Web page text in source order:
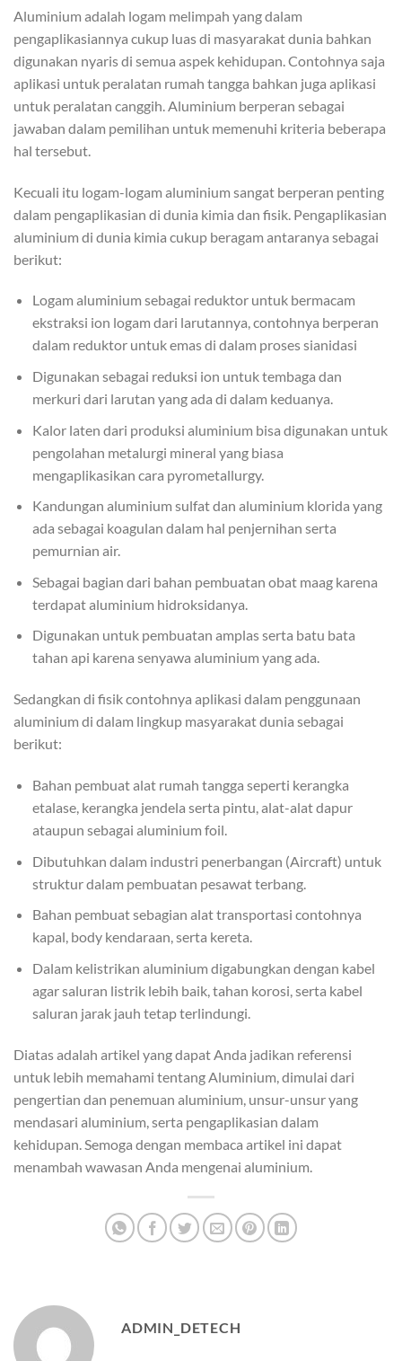
Aluminium adalah logam melimpah yang dalam
pengaplikasiannya cukup luas di masyarakat dunia bahkan
digunakan nyaris di semua aspek kehidupan. Contohnya saja
aplikasi untuk peralatan rumah tangga bahkan juga aplikasi
untuk peralatan canggih. Aluminium berperan sebagai
jawaban dalam pemilihan untuk memenuhi kriteria beberapa
hal tersebut.
Kecuali itu logam-logam aluminium sangat berperan penting
dalam pengaplikasian di dunia kimia dan fisik. Pengaplikasian
aluminium di dunia kimia cukup beragam antaranya sebagai
berikut:
Logam aluminium sebagai reduktor untuk bermacam
ekstraksi ion logam dari larutannya, contohnya berperan
dalam reduktor untuk emas di dalam proses sianidasi
Digunakan sebagai reduksi ion untuk tembaga dan
merkuri dari larutan yang ada di dalam keduanya.
Kalor laten dari produksi aluminium bisa digunakan untuk
pengolahan metalurgi mineral yang biasa
mengaplikasikan cara pyrometallurgy.
Kandungan aluminium sulfat dan aluminium klorida yang
ada sebagai koagulan dalam hal penjernihan serta
pemurnian air.
Sebagai bagian dari bahan pembuatan obat maag karena
terdapat aluminium hidroksidanya.
Digunakan untuk pembuatan amplas serta batu bata
tahan api karena senyawa aluminium yang ada.
Sedangkan di fisik contohnya aplikasi dalam penggunaan
aluminium di dalam lingkup masyarakat dunia sebagai
berikut:
Bahan pembuat alat rumah tangga seperti kerangka
etalase, kerangka jendela serta pintu, alat-alat dapur
ataupun sebagai aluminium foil.
Dibutuhkan dalam industri penerbangan (Aircraft) untuk
struktur dalam pembuatan pesawat terbang.
Bahan pembuat sebagian alat transportasi contohnya
kapal, body kendaraan, serta kereta.
Dalam kelistrikan aluminium digabungkan dengan kabel
agar saluran listrik lebih baik, tahan korosi, serta kabel
saluran jarak jauh tetap terlindungi.
Diatas adalah artikel yang dapat Anda jadikan referensi
untuk lebih memahami tentang Aluminium, dimulai dari
pengertian dan penemuan aluminium, unsur-unsur yang
mendasari aluminium, serta pengaplikasian dalam
kehidupan. Semoga dengan membaca artikel ini dapat
menambah wawasan Anda mengenai aluminium.
ADMIN_DETECH